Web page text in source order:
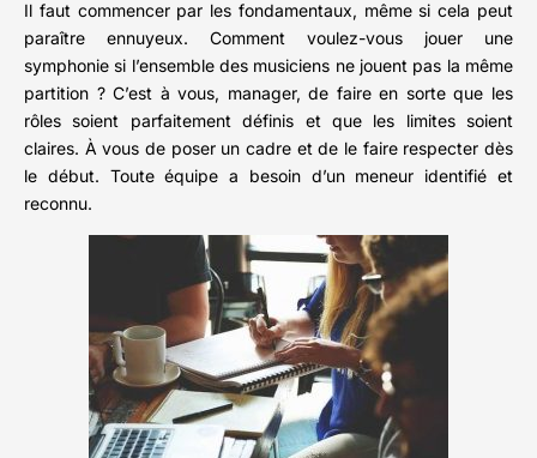
Il faut commencer par les fondamentaux, même si cela peut
paraître ennuyeux. Comment voulez-vous jouer une
symphonie si l’ensemble des musiciens ne jouent pas la même
partition ? C’est à vous, manager, de faire en sorte que les
rôles soient parfaitement définis et que les limites soient
claires. À vous de poser un cadre et de le faire respecter dès
le début. Toute équipe a besoin d’un meneur identifié et
reconnu.